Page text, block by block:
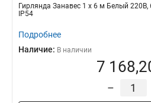
Гирлянда Занавес 1 x 6 м Белый
IP54
Подробнее
Наличие: В наличии
7
–